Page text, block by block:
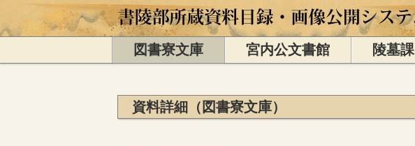
図書寮文庫 宮内公文書館 陵墓課
資料詳細（図書寮文庫）